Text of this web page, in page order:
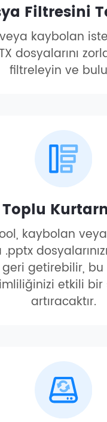
Filtresini
kaybolan
dosyalarını
filtreleyin ve
Toplu
kaybolan
getirebilir, bu
etkili bir
artıracaktır.